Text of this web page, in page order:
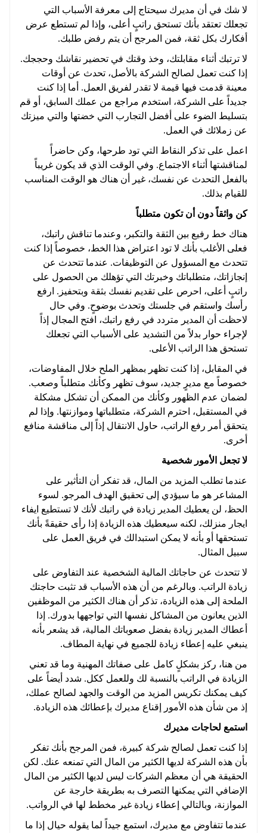
لا شك في أن مديرك سيحتاج إلى معرفة الأسباب التي
تجعلك تعتقد بأنك تستحق راتبٍ أعلى، وإذا لم تستطع عرض
أفكارك بكل ثقة، فمن المرجح أن يتم رفض طلبك.
لا ترتبك أثناء مقابلتك، وخذ وقتك في تحضير نقاشك وحججك.
إذا كنت تعمل لصالح الشركة بالأصل، تحدث عن أوقات
معينة قدمت فيها قيمة لا تقدر لفريق العمل. أما إذا كنت
جديداً على الشركة، استخدم مراجع من عملك السابق، أو قم
بتسليط الضوء على أفضل التجارب التي خضتها والتي ميزتك
عن زملائك في العمل.
اعمل على تذكر النقاط التي تود طرحها، وكن حاضراً
لمناقشتها أثناء الاجتماع. وفي الوقت الذي قد يكون غريباً
بالفعل التحدث عن نفسك، غير أن هناك هو الوقت المناسب
للقيام بذلك.
كن واثقاً دون أن تكون متطلباً
هناك خط رفيع بين الثقة والتكبر، وعندما تناقش راتبك،
فعلى الأغلب بأنك لا تود اعتراض هذا الخط، خصوصاً إذا كنت
تتحدث مع المسؤول عن التوظيفات. عندما تتحدث عن
إنجازاتك، متطلباتك وخبرتك التي تؤهلك من الحصول على
راتبٍ أعلى، احرص على تقديم نفسك بثقة وبتحفيز. ارفع
رأسك واستقم في جلستك وتحدث بوضوحٍ. وفي حال
لاحظت أن المدير متردد في رفع راتبك، افتح المجال إذاً
لإجراء حوار بدلاً من التشديد على الأسباب التي تجعلك
تستحق هذا الراتب الأعلى.
في المقابل، إذا كنت تظهر بمظهر الملح خلال المفاوضات،
خصوصاً مع مديرٍ جديد، سوف تظهر وكأنك متطلباً وصعب.
لضمان عدم الظهور وكأنك من الممكن أن تشكل مشكلة
في المستقبل، احترم الشركة، متطلباتها وموازنتها. وإذا لم
يتحقق أمر رفع الراتب، حاول الانتقال إذاً إلى مناقشة منافع
أخرى.
لا تجعل الأمور شخصية
عندما تطلب المزيد من المال، قد تفكر أن التأثير على
المشاعر هو ما سيؤدي إلى تحقيق الهدف المرجو. لسوء
الحظ، لن يعطيك المدير زيادة في راتبك لأنك لا تستطيع ايفاء
ايجار منزلك، لكنه سيعطيك هذه الزيادة إذا رأى حقيقةً بأنك
تستحقها أو بأنه لا يمكن استبدالك في فريق العمل على
سبيل المثال.
لا تتحدث عن حاجاتك المالية الشخصية عند التفاوض على
زيادة الراتب. وبالرغم من أن هذه الأسباب قد تثبت حاجتك
الملحة إلى هذه الزيادة، تذكر أن هناك الكثير من الموظفين
الذين يعانون من المشاكل نفسها التي تواجهها بدورك. إذا
أعطاك المدير زيادة بفضل صعوباتك المالية، قد يشعر بأنه
ينبغي عليه إعطاء زيادة للجميع في نهاية المطاف.
من هنا، ركز بشكلٍ كامل على صفاتك المهنية وما قد تعني
الزيادة في الراتب بالنسبة لك وللعمل ككل. شدد أيضاً على
كيف يمكنك تكريس المزيد من الوقت والجهد لصالح عملك،
إذ من شأن هذه الأمور إقناع مديرك بإعطائك هذه الزيادة.
استمع لحاجات مديرك
إذا كنت تعمل لصالح شركة كبيرة، فمن المرجح بأنك تفكر
بأن هذه الشركة لديها الكثير من المال التي تمنعه عنك. لكن
الحقيقة هي أن معظم الشركات ليس لديها الكثير من المال
الإضافي التي يمكنها التصرف به بطريقة خارجة عن
الموازنة، وبالتالي إعطاء زيادة غير مخطط لها في الرواتب.
عندما تتفاوض مع مديرك، استمع جيداً لما يقوله حيال إذا ما